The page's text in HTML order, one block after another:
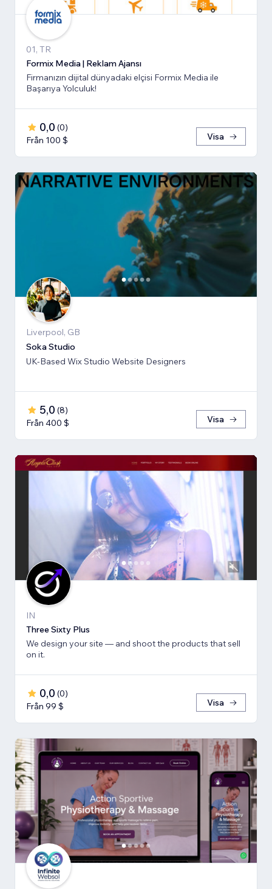
01, TR
Formix Media | Reklam Ajansı
Firmanızın dijital dünyadaki elçisi Formix Media ile
Başarıya Yolculuk!
0,0 (0)
Från 100 $
Visa
Liverpool, GB
Soka Studio
UK-Based Wix Studio Website Designers
5,0 (8)
Från 400 $
Visa
IN
Three Sixty Plus
We design your site — and shoot the products that sell
on it.
0,0 (0)
Från 99 $
Visa